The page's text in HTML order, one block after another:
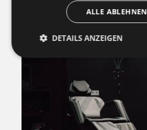
ALLE ABLEHNEN
DETAILS ANZEIGEN